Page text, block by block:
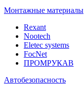
Монтажные материалы
Rexant
Nootech
Eletec systems
FocNet
ПРОМРУКАВ
Автобезопасность